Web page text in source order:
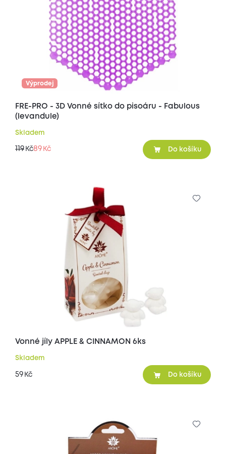
Výprodej
FRE-PRO - 3D Vonné sítko do pisoáru - Fabulous
(levandule)
Skladem
119 Kč89 Kč Do košíku
Vonné jíly APPLE & CINNAMON 6ks
Skladem
59 Kč Do košíku